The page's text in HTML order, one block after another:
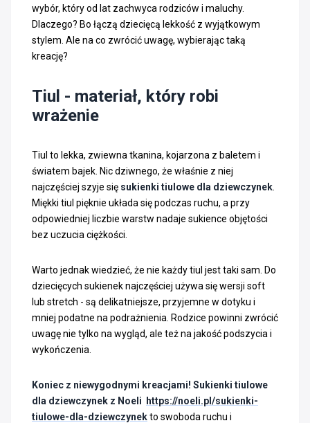
wybór, który od lat zachwyca rodziców i maluchy.
Dlaczego? Bo łączą dziecięcą lekkość z wyjątkowym
stylem. Ale na co zwrócić uwagę, wybierając taką
kreację?
Tiul - materiał, który robi
wrażenie
Tiul to lekka, zwiewna tkanina, kojarzona z baletem i
światem bajek. Nic dziwnego, że właśnie z niej
najczęściej szyje się sukienki tiulowe dla dziewczynek
Miękki tiul pięknie układa się podczas ruchu, a przy
odpowiedniej liczbie warstw nadaje sukience objętości
bez uczucia ciężkości.
Warto jednak wiedzieć, że nie każdy tiul jest taki sam. Do
dziecięcych sukienek najczęściej używa się wersji soft
lub stretch - są delikatniejsze, przyjemne w dotyku i
mniej podatne na podrażnienia. Rodzice powinni zwrócić
uwagę nie tylko na wygląd, ale też na jakość podszycia i
wykończenia.
Koniec z niewygodnymi kreacjami! Sukienki tiulowe
dla dziewczynek z Noeli
https://noeli.pl/sukienki-
tiulowe-dla-dziewczynekto swoboda ruchu i